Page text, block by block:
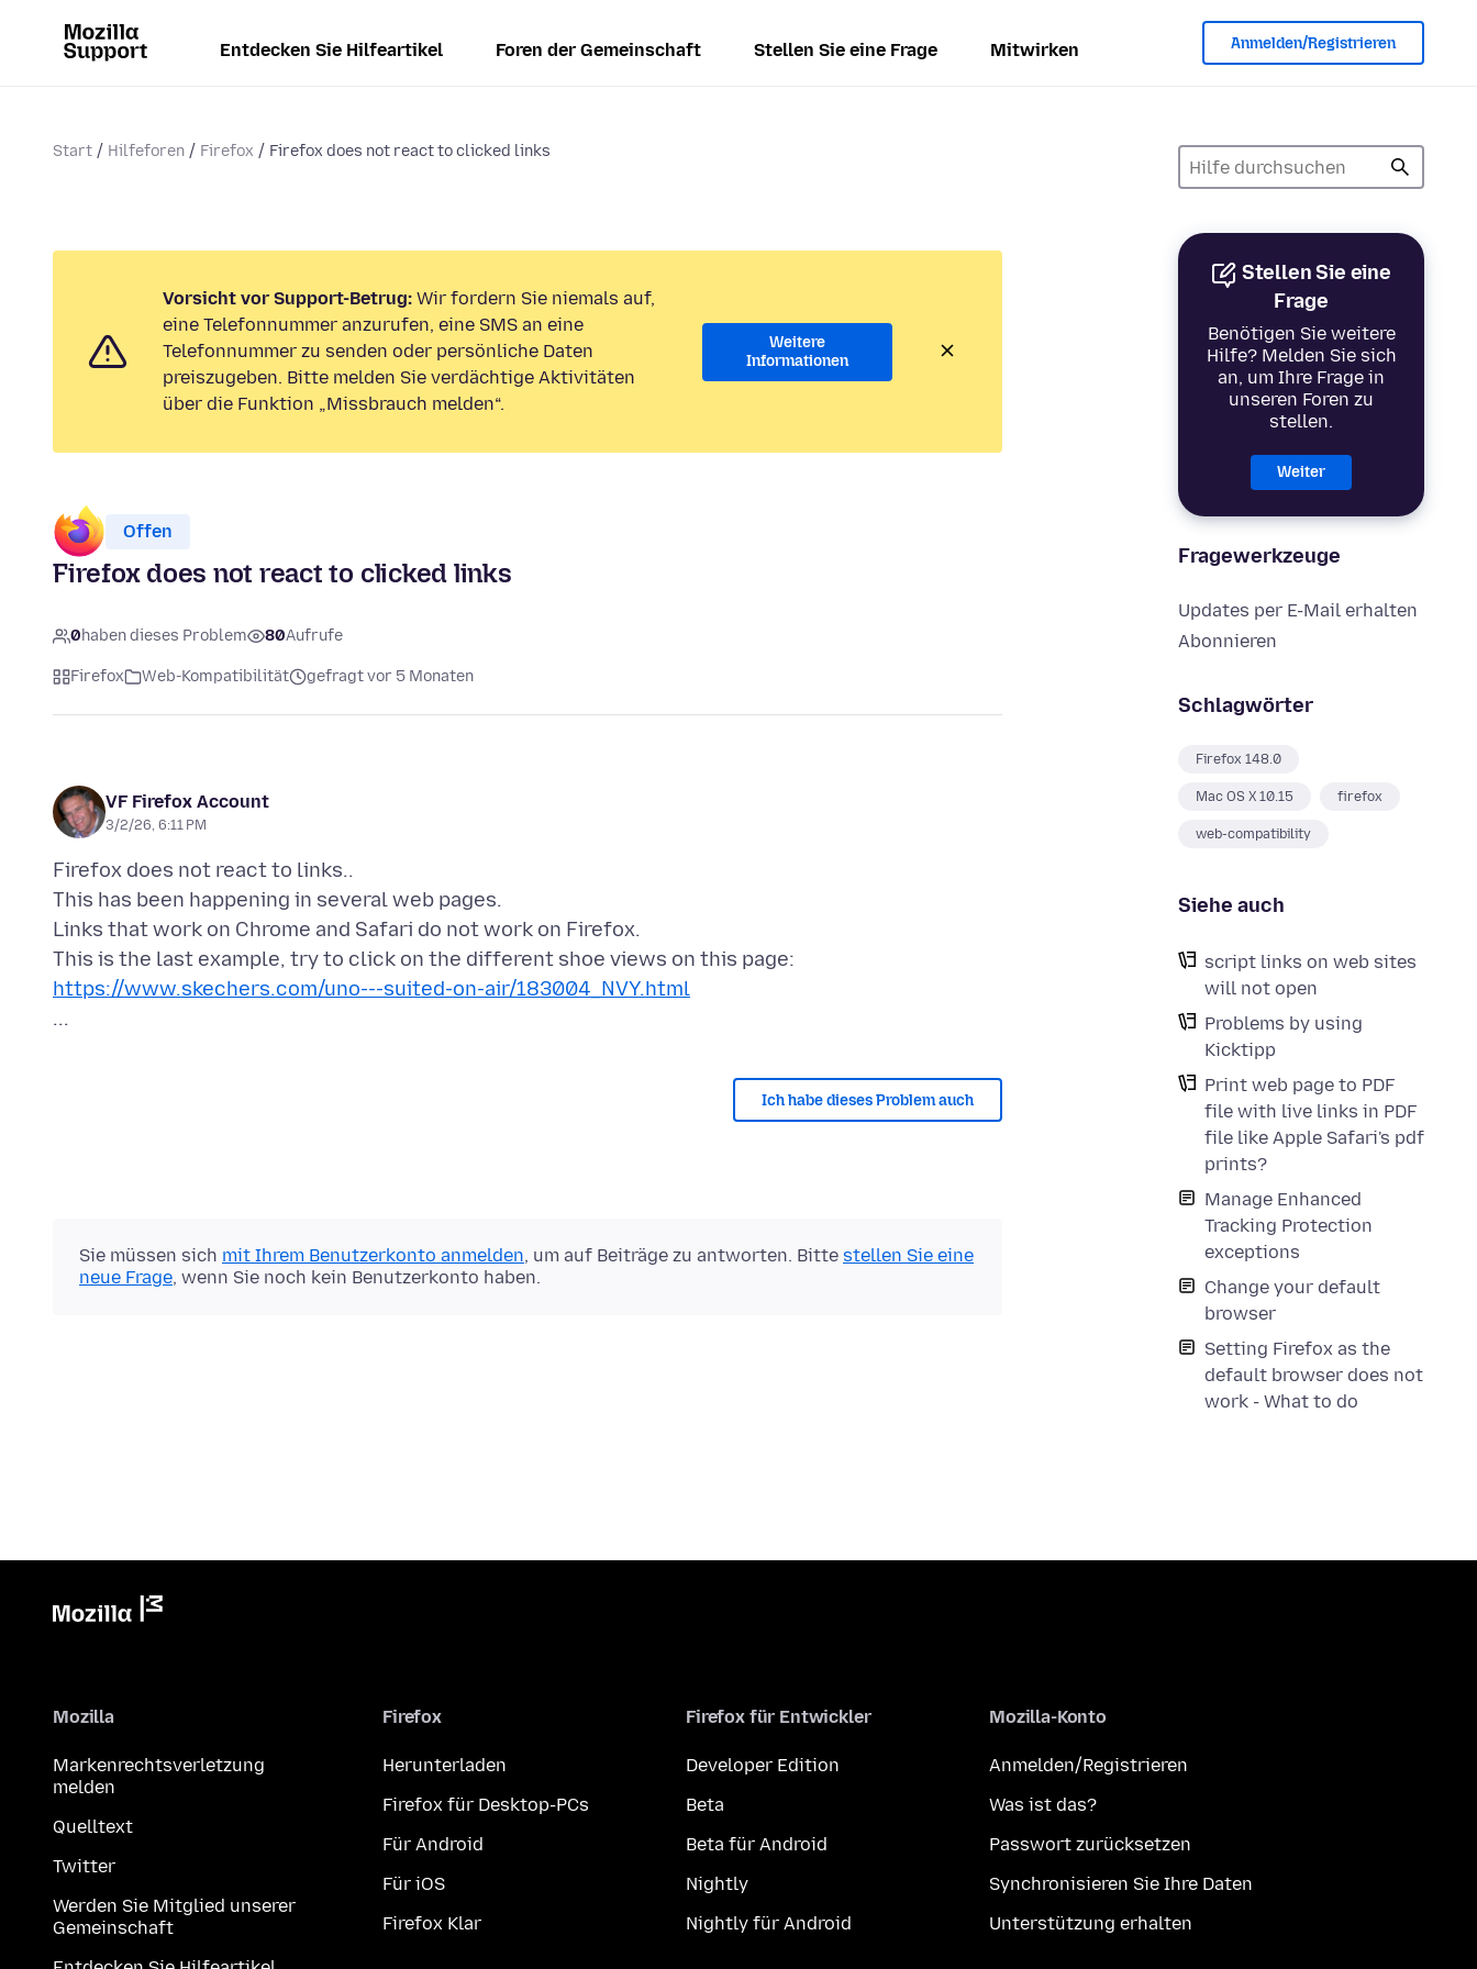
Entdecken Sie Hilfeartikel Foren der Gemeinschaft Stellen Sie eine Frage Mitwirken Anmelden/Registrieren
Start Hilfeforen Firefox Firefox does not react to clicked links
Stellen Sie eine
Frage
Benötigen Sie weitere
Hilfe? Melden Sie sich
an, um Ihre Frage in
unseren Foren zu
stellen.
Weiter
Fragewerkzeuge
Updates per E-Mail erhalten
Abonnieren
Schlagwörter
Firefox 148.0
Mac OS X 10.15 firefox
web-compatibility
Siehe auch
script links on web sites
will not open
Problems by using
Kicktipp
Print web page to PDF
file with live links in PDF
file like Apple Safari's pdf
prints?
Manage Enhanced
Tracking Protection
exceptions
Change your default
browser
Setting Firefox as the
default browser does not
work - What to do
Vorsicht vor Support-Betrug: Wir fordern Sie niemals auf,
eine Telefonnummer anzurufen, eine SMS an eine
Telefonnummer zu senden oder persönliche Daten
preiszugeben. Bitte melden Sie verdächtige Aktivitäten
über die Funktion „Missbrauch melden“.
Weitere
Informationen
Offen
Firefox does not react to clicked links
0haben dieses Problem 80Aufrufe
Firefox Web-Kompatibilität gefragt vor 5 Monaten
VF Firefox Account
3/2/26, 6:11 PM
Firefox does not react to links..
This has been happening in several web pages.
Links that work on Chrome and Safari do not work on Firefox.
https://www.skechers.com/uno---suited-on-air/183004_NVY.html
Ich habe dieses Problem auch
Sie müssen sich mit Ihrem Benutzerkonto anmelden, um auf Beiträge zu antworten. Bitte stellen Sie eine
neue Frage, wenn Sie noch kein Benutzerkonto haben.
Mozilla
Markenrechtsverletzung
melden
Quelltext
Twitter
Werden Sie Mitglied unserer
Gemeinschaft
Firefox
Herunterladen
Firefox für Desktop-PCs
Für Android
Für iOS
Firefox Klar
Firefox für Entwickler
Developer Edition
Beta
Beta für Android
Nightly
Nightly für Android
Mozilla-Konto
Anmelden/Registrieren
Was ist das?
Passwort zurücksetzen
Synchronisieren Sie Ihre Daten
Unterstützung erhalten